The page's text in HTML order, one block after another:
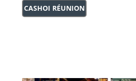
CASHOI RÉUNION